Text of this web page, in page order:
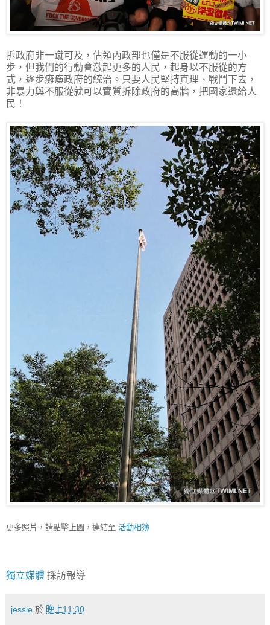
拆政府非一蹴可及，佔領內政部也僅是不服從運動的一小
步，但我們的行動會激起更多的人民，起身以不服從的方
式，逐步癱瘓政府的統治。只要人民堅持真理、戰鬥下去，
非暴力與不服從就可以實質拆除政府的高牆，把國家還給人
民！
更多照片，請點擊上圖，連結至 活動相簿
獨立媒體 採訪報導
jessie 於 晚上11:30